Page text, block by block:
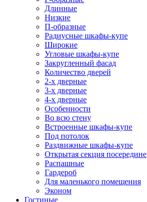
Длинные
Низкие
П-образные
Радиусные шкафы-купе
Широкие
Угловые шкафы-купе
Закругленный фасад
Количество дверей
2-х дверные
3-х дверные
4-х дверные
Особенности
Во всю стену
Встроенные шкафы-купе
Под потолок
Раздвижные шкафы-купе
Открытая секция посередине
Распашные
Гардероб
Для маленького помещения
Эконом
Гостиные